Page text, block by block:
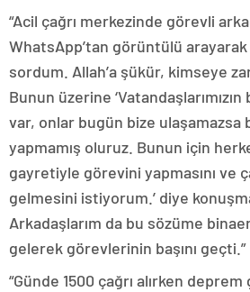
“Acil çağrı merkezinde görevli
WhatsApp’tan görüntülü arayarak
sordum. Allah’a şükür, kimseye
Bunun üzerine
var, onlar bugün bize ulaşamazsa
yapmamış oluruz. Bunun için
gayretiyle görevini yapmasını ve
gelmesini istiyorum.’ diye
Arkadaşlarım da bu sözüme
gelerek görevlerinin başını geçti.”
“Günde 1500 çağrı alırken deprem